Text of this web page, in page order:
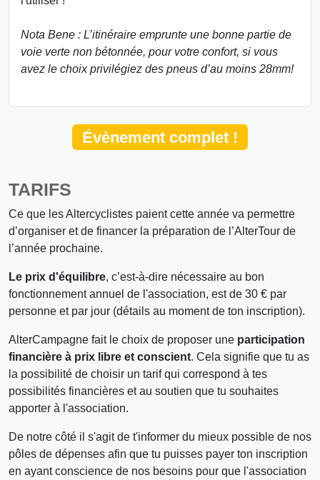
Nota Bene : L’itinéraire emprunte une bonne partie de
voie verte non bétonnée, pour votre confort, si vous
avez le choix privilégiez des pneus d’au moins 28mm!
Évènement complet !
TARIFS
Ce que les Altercyclistes paient cette année va permettre
d’organiser et de financer la préparation de l’AlterTour de
l’année prochaine.
Le prix d'équilibre, c’est-à-dire nécessaire au bon
fonctionnement annuel de l'association, est de 30 € par
personne et par jour (détails au moment de ton inscription).
AlterCampagne fait le choix de proposer une participation
financière à prix libre et conscient. Cela signifie que tu as
la possibilité de choisir un tarif qui correspond à tes
possibilités financières et au soutien que tu souhaites
apporter à l'association.
De notre côté il s'agit de t'informer du mieux possible de nos
pôles de dépenses afin que tu puisses payer ton inscription
en ayant conscience de nos besoins pour que l'association